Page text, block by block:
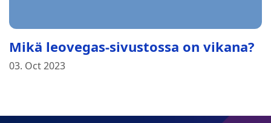
Mikä leovegas-sivustossa on vikana?
03. Oct 2023